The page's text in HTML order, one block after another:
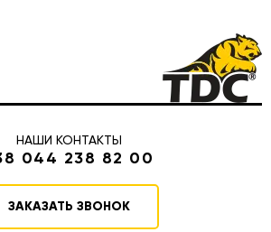
НАШИ КОНТАКТЫ
044 238 82 00
ЗАКАЗАТЬ ЗВОНОК